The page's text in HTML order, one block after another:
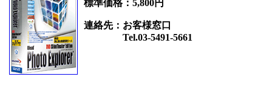
標準価格：5,800円
連絡先：お客様窓口
Tel.03-5491-5661